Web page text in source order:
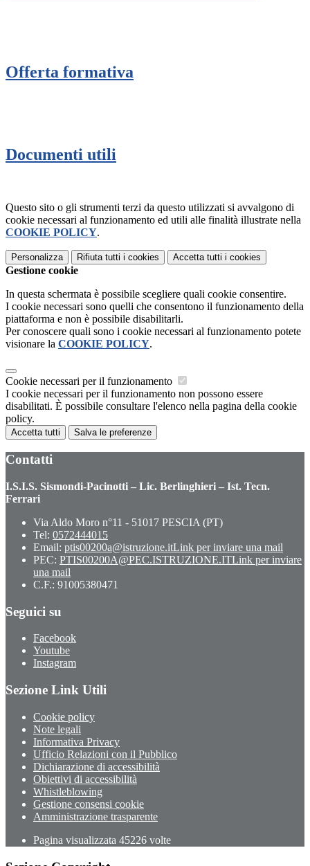
Offerta formativa
Documenti utili
Questo sito o gli strumenti terzi da questo utilizzati si avvalgono di
cookie necessari al funzionamento ed utili alle finalità illustrate nella
COOKIE POLICY.
Personalizza Rifiuta tutti i cookies Accetta tutti i cookies
Gestione cookie
In questa schermata è possibile scegliere quali cookie consentire.
I cookie necessari sono quelli che consentono il funzionamento della
piattaforma e non è possibile disabilitarli.
Per conoscere quali sono i cookie necessari al funzionamento potete
visionare la COOKIE POLICY.
Cookie necessari per il funzionamento
I cookie necessari per il funzionamento non possono essere
disabilitati. È possibile consultare l'elenco nella pagina della cookie
policy.
Accetta tutti Salva le preferenze
Contatti
I.S.I.S. Sismondi-Pacinotti – Lic. Berlinghieri – Ist. Tecn.
Ferrari
Via Aldo Moro n°11 - 51017 PESCIA (PT)
Tel: 0572444015
Email: ptis00200a@istruzione.itLink per inviare una mail
PEC: PTIS00200A@PEC.ISTRUZIONE.ITLink per inviare
una mail
C.F.: 91005380471
Seguici su
Facebook
Youtube
Instagram
Sezione Link Utili
Cookie policy
Note legali
Informativa Privacy
Ufficio Relazioni con il Pubblico
Dichiarazione di accessibilità
Obiettivi di accessibilità
Whistleblowing
Gestione consensi cookie
Amministrazione trasparente
Pagina visualizzata 45226 volte